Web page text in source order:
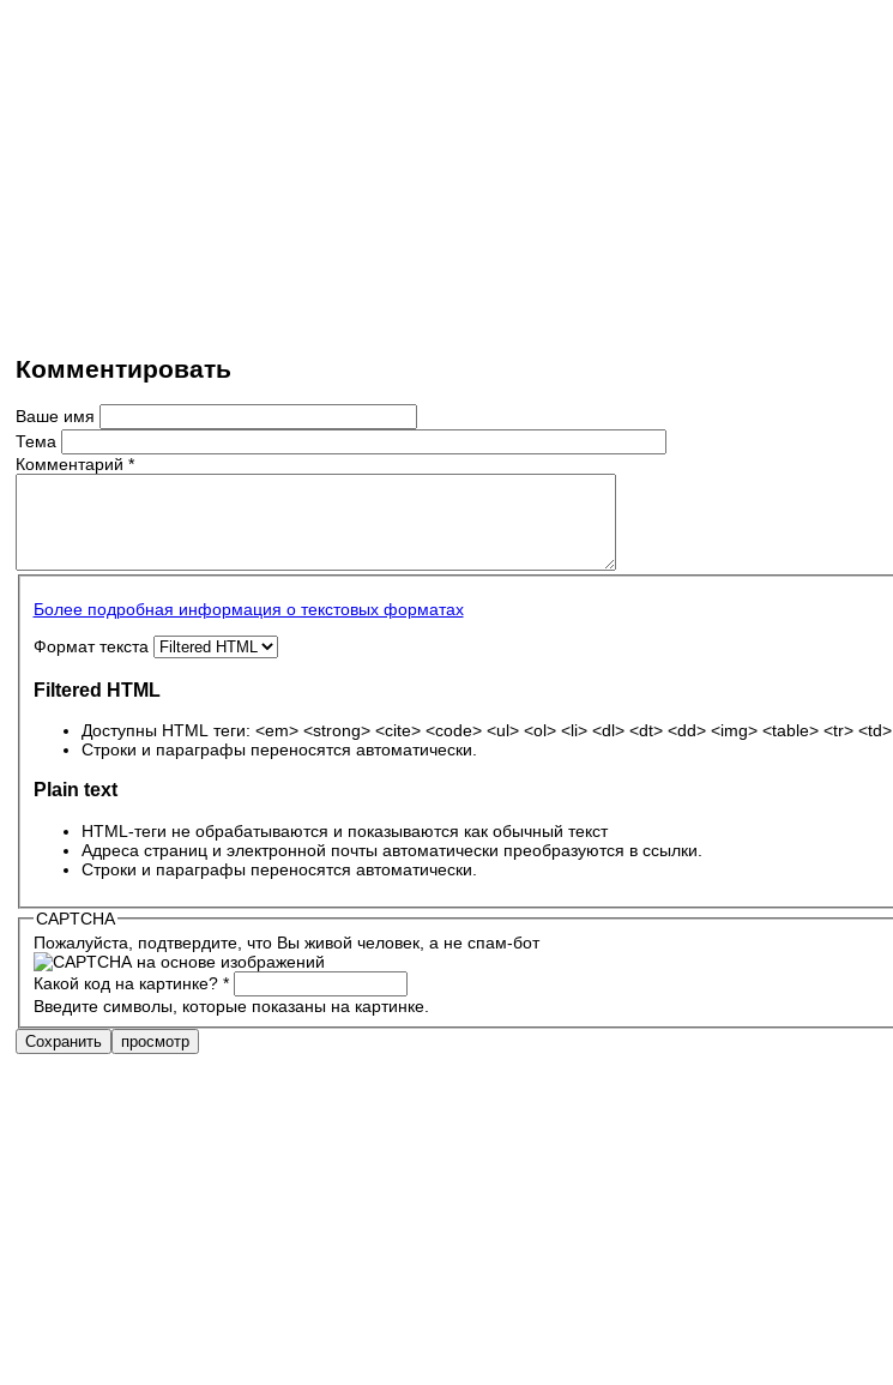
Комментировать
Ваше имя
Тема
Комментарий *
Более подробная информация о текстовых форматах
Формат текста
Filtered HTML
Доступны HTML теги: <em> <strong> <cite> <code> <ul> <ol> <li> <dl> <dt> <dd> <img> <table> <tr> <td>
Строки и параграфы переносятся автоматически.
Plain text
HTML-теги не обрабатываются и показываются как обычный текст
Адреса страниц и электронной почты автоматически преобразуются в ссылки.
Строки и параграфы переносятся автоматически.
CAPTCHA
Пожалуйста, подтвердите, что Вы живой человек, а не спам-бот
Какой код на картинке? *
Введите символы, которые показаны на картинке.